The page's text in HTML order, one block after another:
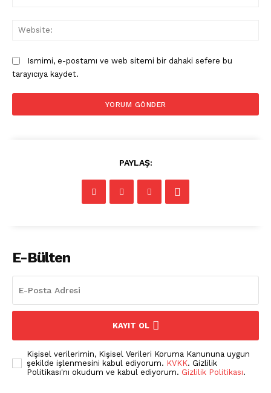
Pet Haber Gazetesi
Türkiye'nin Sektörel
Ismimi, e-postamı ve web sitemi bir dahaki sefere bu
tarayıcıya kaydet.
PAYLAŞ:
E-Bülten
KAYIT OL
Kişisel verilerimin, Kişisel Verileri Koruma Kanununa uygun
şekilde işlenmesini kabul ediyorum. KVKK. Gizlilik
Politikası'nı okudum ve kabul ediyorum. Gizlilik Politikası.